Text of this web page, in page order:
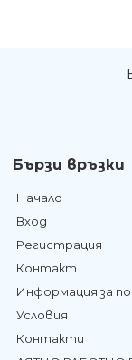
Бързи връзки
Начало
Вход
Регистрация
Контакт
Информация за
Условия
Контакти